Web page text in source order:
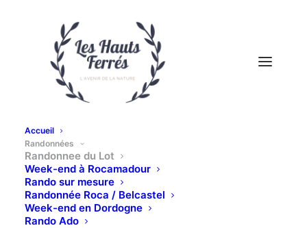
Accueil
Randonnées
Randonnee du Lot
Week-end à Rocamadour
Rando sur mesure
Randonnée Roca / Belcastel
Week-end en Dordogne
Rando Ado